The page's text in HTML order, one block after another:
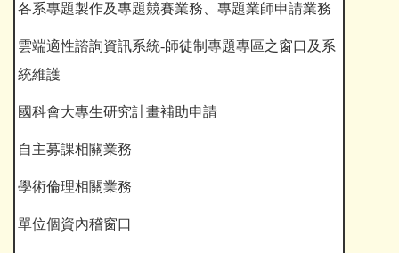
各系專題製作及專題競賽業務、專題業師申請業務
雲端適性諮詢資訊系統-師徒制專題專區之窗口及系
統維護
國科會大專生研究計畫補助申請
自主募課相關業務
學術倫理相關業務
單位個資內稽窗口